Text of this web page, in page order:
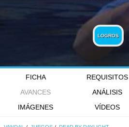
LOGROS
FICHA REQUISITOS
AVANCES
ANÁLISIS
IMÁGENES
VÍDEOS